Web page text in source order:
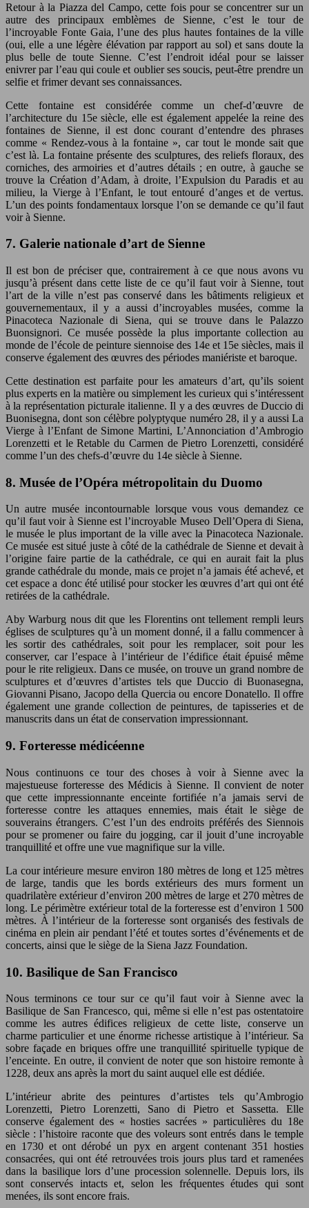
Retour à la Piazza del Campo, cette fois pour se concentrer sur un
autre des principaux emblèmes de Sienne, c’est le tour de
l’incroyable Fonte Gaia, l’une des plus hautes fontaines de la ville
(oui, elle a une légère élévation par rapport au sol) et sans doute la
plus belle de toute Sienne. C’est l’endroit idéal pour se laisser
enivrer par l’eau qui coule et oublier ses soucis, peut-être prendre un
selfie et frimer devant ses connaissances.
Cette fontaine est considérée comme un chef-d’œuvre de
l’architecture du 15e siècle, elle est également appelée la reine des
fontaines de Sienne, il est donc courant d’entendre des phrases
comme « Rendez-vous à la fontaine », car tout le monde sait que
c’est là. La fontaine présente des sculptures, des reliefs floraux, des
corniches, des armoiries et d’autres détails ; en outre, à gauche se
trouve la Création d’Adam, à droite, l’Expulsion du Paradis et au
milieu, la Vierge à l’Enfant, le tout entouré d’anges et de vertus.
L’un des points fondamentaux lorsque l’on se demande ce qu’il faut
voir à Sienne.
7. Galerie nationale d’art de Sienne
Il est bon de préciser que, contrairement à ce que nous avons vu
jusqu’à présent dans cette liste de ce qu’il faut voir à Sienne, tout
l’art de la ville n’est pas conservé dans les bâtiments religieux et
gouvernementaux, il y a aussi d’incroyables musées, comme la
Pinacoteca Nazionale di Siena, qui se trouve dans le Palazzo
Buonsignori. Ce musée possède la plus importante collection au
monde de l’école de peinture siennoise des 14e et 15e siècles, mais il
conserve également des œuvres des périodes maniériste et baroque.
Cette destination est parfaite pour les amateurs d’art, qu’ils soient
plus experts en la matière ou simplement les curieux qui s’intéressent
à la représentation picturale italienne. Il y a des œuvres de Duccio di
Buonisegna, dont son célèbre polyptyque numéro 28, il y a aussi La
Vierge à l’Enfant de Simone Martini, L’Annonciation d’Ambrogio
Lorenzetti et le Retable du Carmen de Pietro Lorenzetti, considéré
comme l’un des chefs-d’œuvre du 14e siècle à Sienne.
8. Musée de l’Opéra métropolitain du Duomo
Un autre musée incontournable lorsque vous vous demandez ce
qu’il faut voir à Sienne est l’incroyable Museo Dell’Opera di Siena,
le musée le plus important de la ville avec la Pinacoteca Nazionale.
Ce musée est situé juste à côté de la cathédrale de Sienne et devait à
l’origine faire partie de la cathédrale, ce qui en aurait fait la plus
grande cathédrale du monde, mais ce projet n’a jamais été achevé, et
cet espace a donc été utilisé pour stocker les œuvres d’art qui ont été
retirées de la cathédrale.
Aby Warburg nous dit que les Florentins ont tellement rempli leurs
églises de sculptures qu’à un moment donné, il a fallu commencer à
les sortir des cathédrales, soit pour les remplacer, soit pour les
conserver, car l’espace à l’intérieur de l’édifice était épuisé même
pour le rite religieux. Dans ce musée, on trouve un grand nombre de
sculptures et d’œuvres d’artistes tels que Duccio di Buonasegna,
Giovanni Pisano, Jacopo della Quercia ou encore Donatello. Il offre
également une grande collection de peintures, de tapisseries et de
manuscrits dans un état de conservation impressionnant.
9. Forteresse médicéenne
Nous continuons ce tour des choses à voir à Sienne avec la
majestueuse forteresse des Médicis à Sienne. Il convient de noter
que cette impressionnante enceinte fortifiée n’a jamais servi de
forteresse contre les attaques ennemies, mais était le siège de
souverains étrangers. C’est l’un des endroits préférés des Siennois
pour se promener ou faire du jogging, car il jouit d’une incroyable
tranquillité et offre une vue magnifique sur la ville.
La cour intérieure mesure environ 180 mètres de long et 125 mètres
de large, tandis que les bords extérieurs des murs forment un
quadrilatère extérieur d’environ 200 mètres de large et 270 mètres de
long. Le périmètre extérieur total de la forteresse est d’environ 1 500
mètres. À l’intérieur de la forteresse sont organisés des festivals de
cinéma en plein air pendant l’été et toutes sortes d’événements et de
concerts, ainsi que le siège de la Siena Jazz Foundation.
10. Basilique de San Francisco
Nous terminons ce tour sur ce qu’il faut voir à Sienne avec la
Basilique de San Francesco, qui, même si elle n’est pas ostentatoire
comme les autres édifices religieux de cette liste, conserve un
charme particulier et une énorme richesse artistique à l’intérieur. Sa
sobre façade en briques offre une tranquillité spirituelle typique de
l’enceinte. En outre, il convient de noter que son histoire remonte à
1228, deux ans après la mort du saint auquel elle est dédiée.
L’intérieur abrite des peintures d’artistes tels qu’Ambrogio
Lorenzetti, Pietro Lorenzetti, Sano di Pietro et Sassetta. Elle
conserve également des « hosties sacrées » particulières du 18e
siècle : l’histoire raconte que des voleurs sont entrés dans le temple
en 1730 et ont dérobé un pyx en argent contenant 351 hosties
consacrées, qui ont été retrouvées trois jours plus tard et ramenées
dans la basilique lors d’une procession solennelle. Depuis lors, ils
sont conservés intacts et, selon les fréquentes études qui sont
menées, ils sont encore frais.